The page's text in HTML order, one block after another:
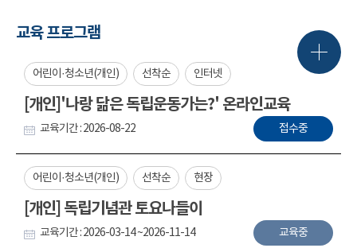
교육 프로그램
어린이·청소년(개인) 선착순 인터넷
[개인]'나랑 닮은 독립운동가는?' 온라인교육
교육기간 : 2026-08-22 접수중
어린이·청소년(개인) 선착순 현장
[개인] 독립기념관 토요나들이
교육기간 : 2026-03-14 ~2026-11-14 교육중